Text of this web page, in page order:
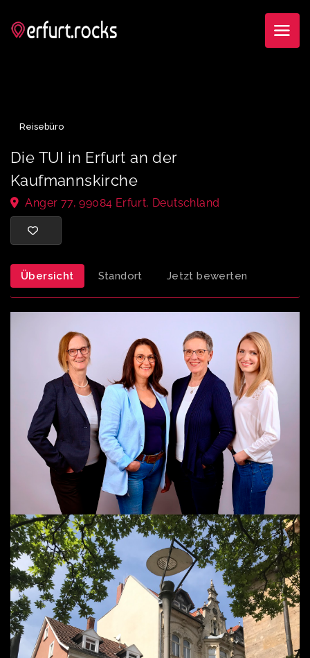
Die TUI in Erfurt an der
Kaufmannskirche
Anger 77, 99084 Erfurt, Deutschland
Übersicht Standort Jetzt bewerten